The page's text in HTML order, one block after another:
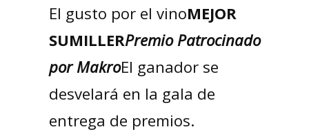
El gusto por el vinoMEJOR
SUMILLERPremio Patrocinado
por MakroEl ganador se
desvelará en la gala de
entrega de premios.